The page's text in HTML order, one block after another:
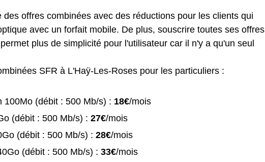
des offres combinées avec des réductions pour les clients qui
avec un forfait mobile. De plus, souscrire toutes ses offres
plus de simplicité pour l'utilisateur car il n'y a qu'un seul
SFR à L'Haÿ-Les-Roses pour les particuliers :
100Mo (débit : 500 Mb/s) : 18€/mois
(débit : 500 Mb/s) : 27€/mois
(débit : 500 Mb/s) : 28€/mois
(débit : 500 Mb/s) : 33€/mois